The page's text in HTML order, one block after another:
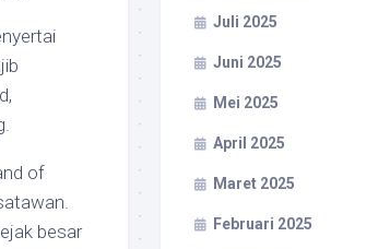
of
besar
Juli 2025
Juni 2025
Mei 2025
April 2025
Maret 2025
Februari 2025